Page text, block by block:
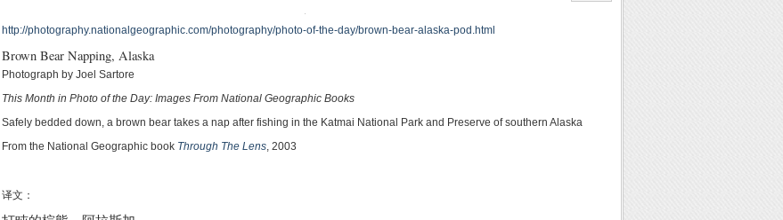
http://photography.nationalgeographic.com/photography/photo-of-the-day/brown-bear-alaska-pod.html
Brown Bear Napping, Alaska
Photograph by Joel Sartore
This Month in Photo of the Day: Images From National Geographic Books
Safely bedded down, a brown bear takes a nap after fishing in the Katmai National Park and Preserve of southern Alaska
From the National Geographic book Through The Lens, 2003
译文：